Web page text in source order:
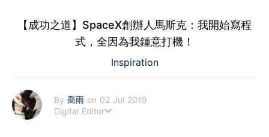
【成功之道】SpaceX創辦人馬斯克：我開始寫程
式，全因為我鍾意打機！
Inspiration
By 喬雨 on 02 Jul 2019
Digital Editor